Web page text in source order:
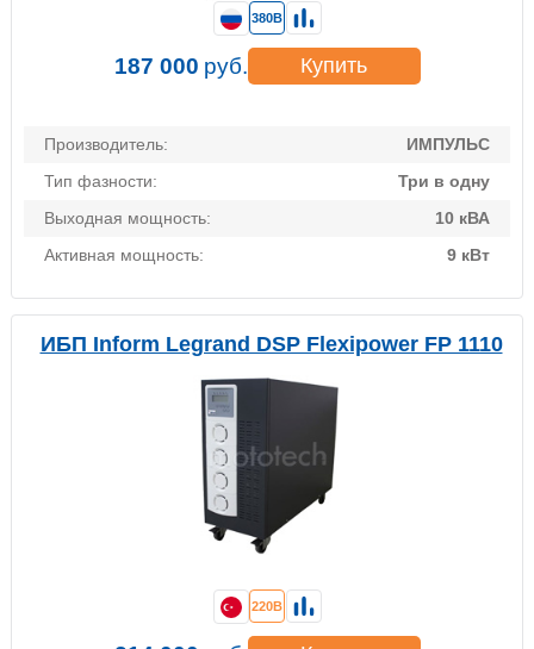
Производитель:
ИМПУЛЬС
Тип фазности:
Три в одну
Выходная мощность:
10 кВА
Активная мощность:
9 кВт
380В
187 000 руб. Купить
ИБП Inform Legrand DSP Flexipower FP 1110
220В